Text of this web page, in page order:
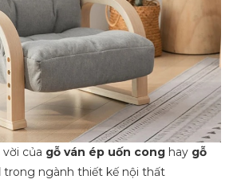
của gỗ ván ép uốn conghay gỗ
trong ngành thiết kế nội thất